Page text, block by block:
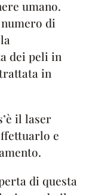
umano.
di
dei peli in
in
il laser
e
di questa